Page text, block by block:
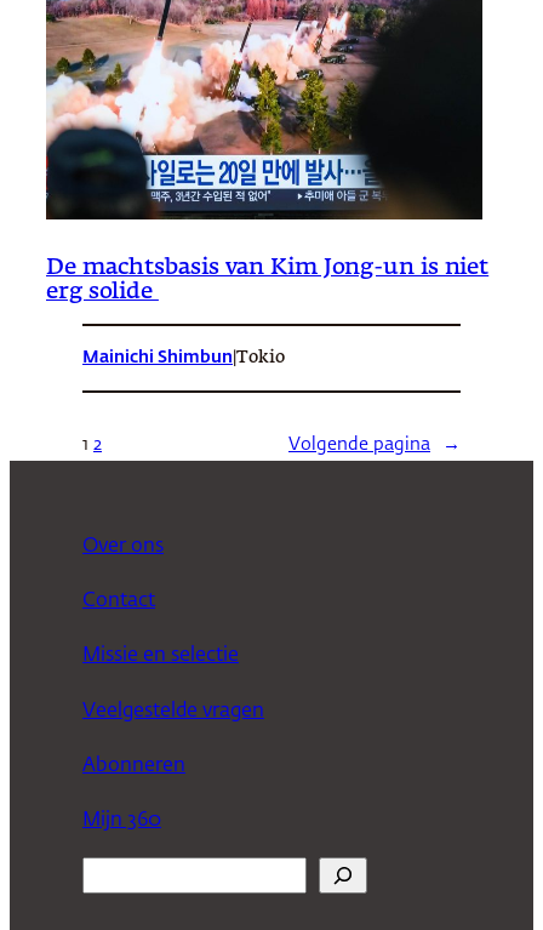
De machtsbasis van Kim Jong-un is niet
erg solide
Mainichi Shimbun Tokio
1 2 Volgende pagina →
Over ons
Contact
Missie en selectie
Veelgestelde vragen
Abonneren
Mijn 360